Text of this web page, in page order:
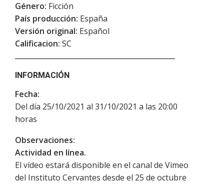
Género: Ficción
País producción: España
Versión original: Español
Calificacion: SC
INFORMACIÓN
Fecha:
Del día 25/10/2021 al 31/10/2021 a las 20:00
horas
Observaciones:
Actividad en línea.
El vídeo estará disponible en el canal de Vimeo
del Instituto Cervantes desde el 25 de octubre